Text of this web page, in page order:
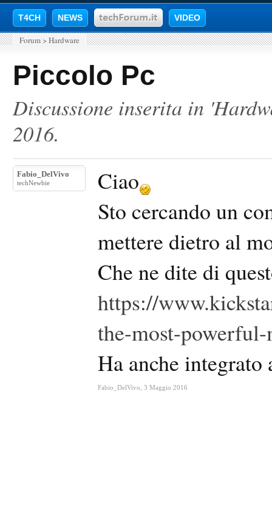
T4CH NEWS VIDEO
Forum > Hardware
Piccolo Pc
Discussione inserita in '
2016.
Fabio_DelVivo
techNewbie
Ciao
Sto cercando un
mettere dietro al
Che ne dite di
https://
the-most-
Ha anche
Fabio_DelVivo 3 Maggio 2016